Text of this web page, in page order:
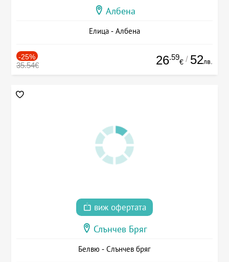
Албена
Елица - Албена
-25%
35.54€ 26.59
€ / 52лв.
виж офертата
Слънчев Бряг
Белвю - Слънчев бряг